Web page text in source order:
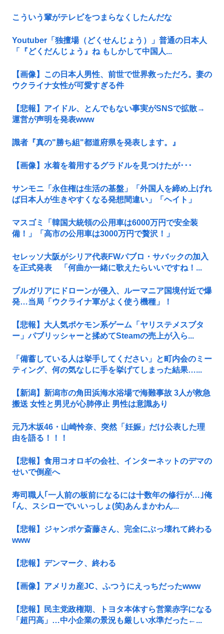
こういう輩がテレビをつまらなくしたんだな
Youtuber「独擅場（どくせんじょう）」普通の日本人
「『どくだんじょう』ね もしかして中国人...
【画像】この日本人男性、前世で世界救っただろ。妻の
ウクライナ女性が可愛すぎる件
【悲報】アイドル、とんでもない事実がSNSで拡散→
運営が声明を発表www
識者『真の"勝ち組"都道府県を発表します。』
【画像】水着を着用するグラドルを見つけたが･･･
サンモニ「永住権は生活の基盤」「外国人を締め上げれ
ば日本人が生きやすくなる発想間違い」「ヘイト」
マスゴミ「韓国大統領の公用車は6000万円で安全装
備！」「高市の公用車は3000万円で贅沢！」
セレッソ大阪がシリア代表FWパブロ・サバックの加入
を正式発表 「何曲か一緒に歌えたらいいですね！...
ブルガリアにドローンが侵入、ルーマニア国境付近で爆
発…当局「ウクライナ軍がよく使う機種」！
【悲報】大人気ポケモン系ゲーム「ヤリステメスブタ
ー」パブリッシャーと揉めてSteamの売上が入ら...
「備蓄している人は挙手してください」と町内会のミー
ティング、何の気なしに手を挙げてしまった結果…...
【新潟】新潟市の角田浜海水浴場で海難事故 3人が救急
搬送 女性と男児が心肺停止 男性は意識あり
元乃木坂46・山崎怜奈、突然「妊娠」だけ公表した理
由を語る！！！
【悲報】食用コオロギの会社、インターネットのデマの
せいで倒産へ
寿司職人｢一人前の板前になるには十数年の修行が…｣俺
｢ん、スシローでいいっしょ(笑)あんまかわん...
【悲報】ジャンポケ斎藤さん、完全にぶっ壊れて終わる
www
【悲報】デンマーク、終わる
【画像】アメリカ産JC、ふつうにえっちだったwww
【悲報】民主党政権期、トヨタ本体すら営業赤字になる
「超円高」…中小企業の景況も厳しい水準だった←...